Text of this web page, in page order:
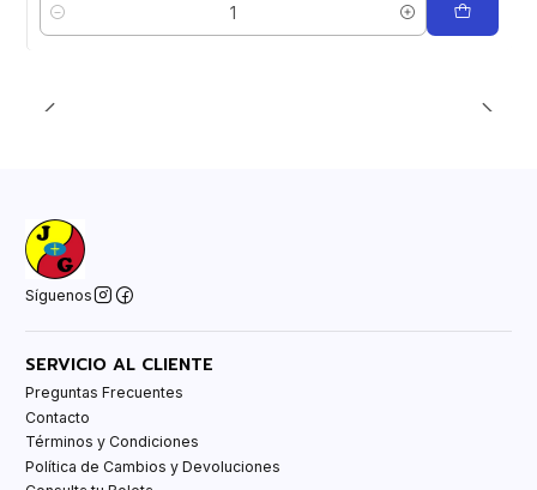
Cantidad
Síguenos
SERVICIO AL CLIENTE
Preguntas Frecuentes
Contacto
Términos y Condiciones
Política de Cambios y Devoluciones